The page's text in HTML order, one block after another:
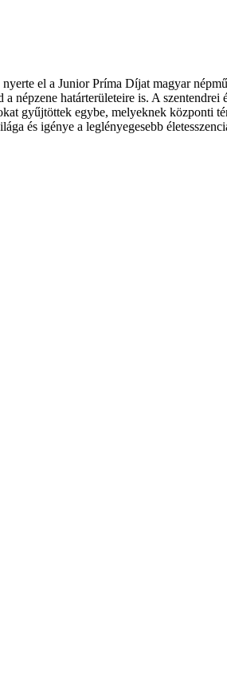
el a Junior Príma Díjat magyar
népzene határterületeire is. A
gyűjtöttek egybe, melyeknek központi
és igénye a leglényegesebb